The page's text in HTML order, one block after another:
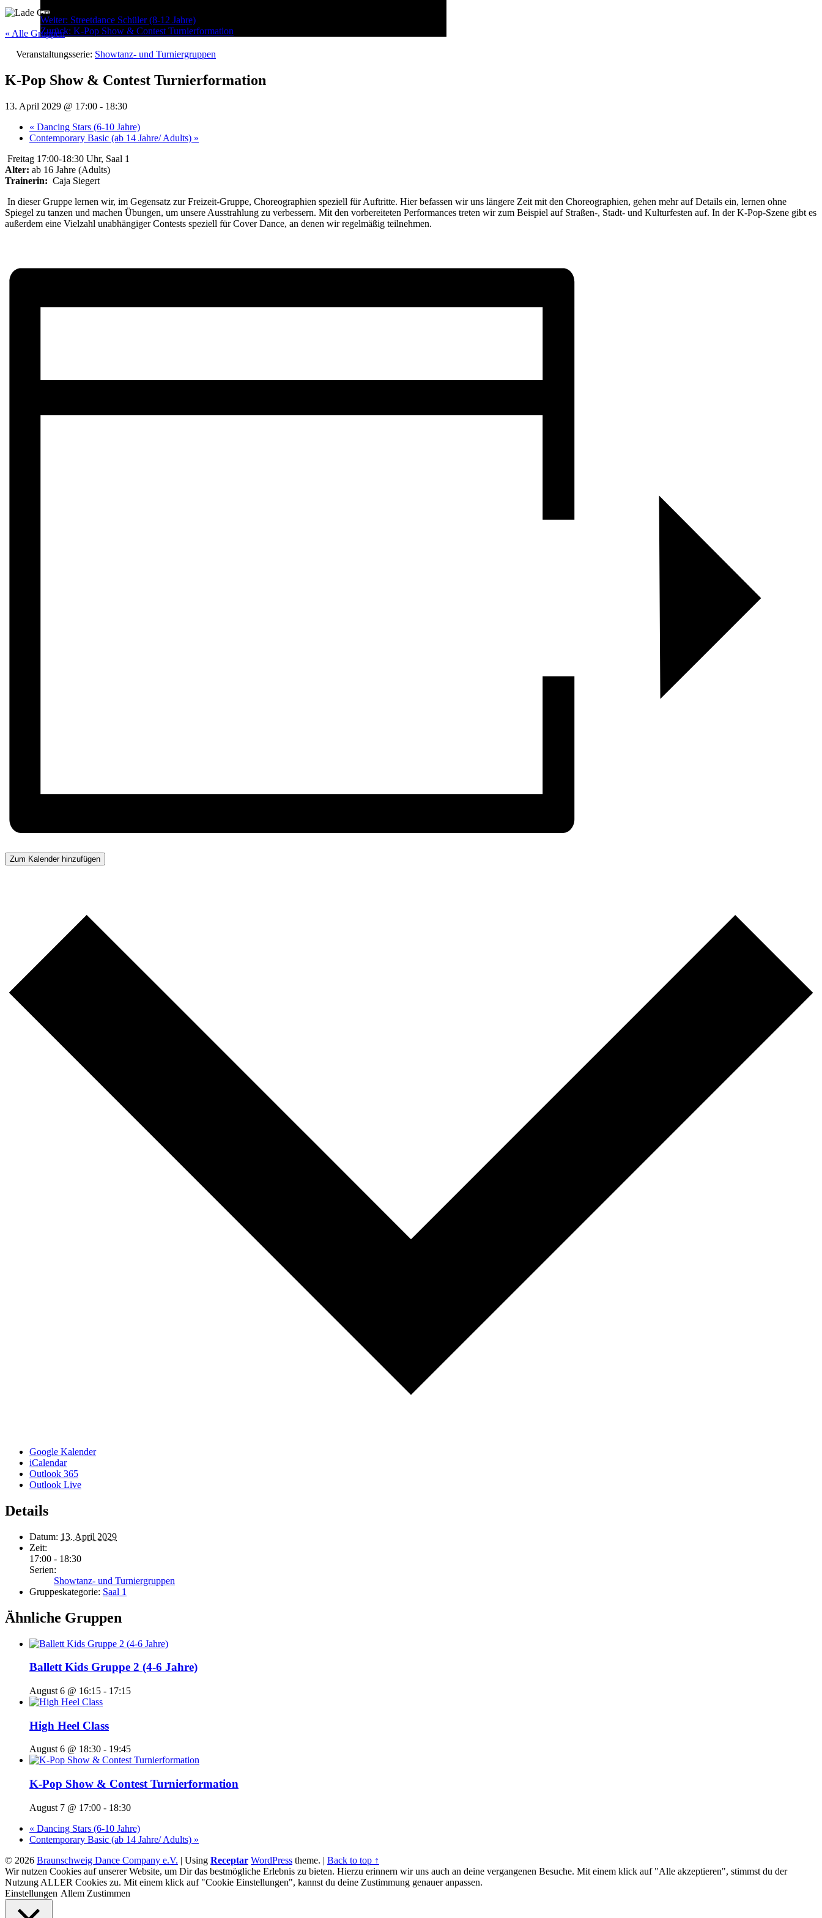
Menu
Post
navigation
Weiter: Streetdance Schüler (8-12 Jahre)
Zurück: K-Pop Show & Contest Turnierformation
« Alle Gruppen
Veranstaltungsserie: Showtanz- und Turniergruppen
K-Pop Show & Contest Turnierformation
13. April 2029 @ 17:00 - 18:30
« Dancing Stars (6-10 Jahre)
Contemporary Basic (ab 14 Jahre/ Adults) »
Freitag 17:00-18:30 Uhr, Saal 1
Alter: ab 16 Jahre (Adults)
Trainerin: Caja Siegert
In dieser Gruppe lernen wir, im Gegensatz zur Freizeit-Gruppe, Choreographien speziell für Auftritte. Hier befassen wir uns längere Zeit mit den Choreographien, gehen mehr auf Details ein, lernen ohne
Spiegel zu tanzen und machen Übungen, um unsere Ausstrahlung zu verbessern. Mit den vorbereiteten Performances treten wir zum Beispiel auf Straßen-, Stadt- und Kulturfesten auf. In der K-Pop-Szene gibt es
außerdem eine Vielzahl unabhängiger Contests speziell für Cover Dance, an denen wir regelmäßig teilnehmen.
Zum Kalender hinzufügen
Google Kalender
iCalendar
Outlook 365
Outlook Live
Details
Datum: 13. April 2029
Zeit:
17:00 - 18:30
Serien:
Showtanz- und Turniergruppen
Gruppeskategorie: Saal 1
Ähnliche Gruppen
Ballett Kids Gruppe 2 (4-6 Jahre)
August 6 @ 16:15 - 17:15
High Heel Class
August 6 @ 18:30 - 19:45
K-Pop Show & Contest Turnierformation
August 7 @ 17:00 - 18:30
« Dancing Stars (6-10 Jahre)
Contemporary Basic (ab 14 Jahre/ Adults) »
© 2026 Braunschweig Dance Company e.V. | Using Receptar WordPress theme. | Back to top ↑
Wir nutzen Cookies auf unserer Website, um Dir das bestmögliche Erlebnis zu bieten. Hierzu erinnern wir uns auch an deine vergangenen Besuche. Mit einem klick auf "Alle akzeptieren", stimmst du der
Nutzung ALLER Cookies zu. Mit einem klick auf "Cookie Einstellungen", kannst du deine Zustimmung genauer anpassen.
Einstellungen Allem Zustimmen